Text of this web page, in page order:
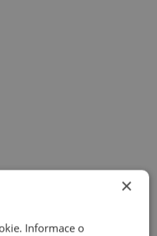
×
Informace o